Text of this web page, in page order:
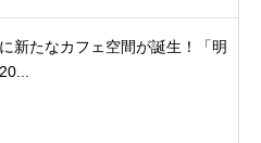
新たなカフェ空間が誕生！「明